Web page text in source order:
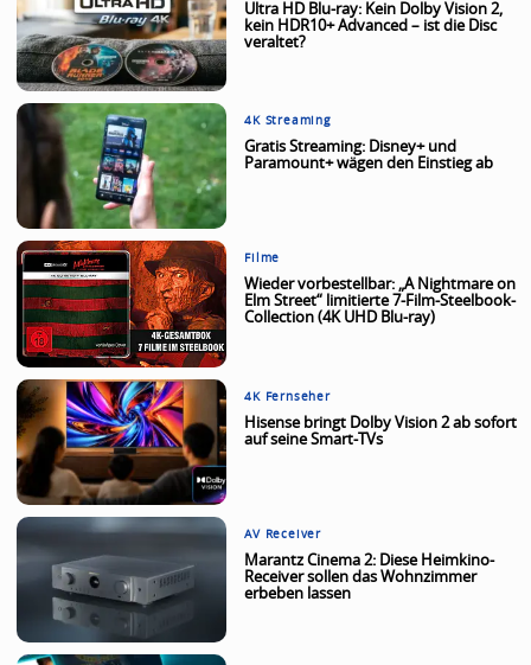
Ultra HD Blu-ray: Kein Dolby Vision 2,
kein HDR10+ Advanced – ist die Disc
veraltet?
4K Streaming
Gratis Streaming: Disney+ und
Paramount+ wägen den Einstieg ab
Filme
Wieder vorbestellbar: „A Nightmare on
Elm Street“ limitierte 7-Film-Steelbook-
Collection (4K UHD Blu-ray)
4K Fernseher
Hisense bringt Dolby Vision 2 ab sofort
auf seine Smart-TVs
AV Receiver
Marantz Cinema 2: Diese Heimkino-
Receiver sollen das Wohnzimmer
erbeben lassen